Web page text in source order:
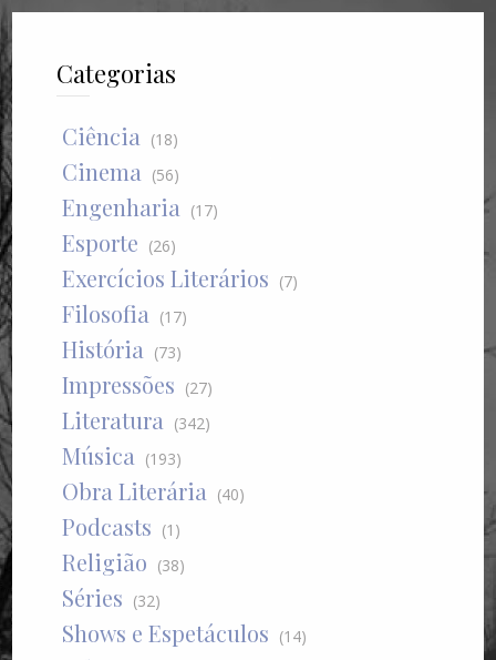
Categorias
Ciência (18)
Cinema (56)
Engenharia (17)
Esporte (26)
Exercícios Literários (7)
Filosofia (17)
História (73)
Impressões (27)
Literatura (342)
Música (193)
Obra Literária (40)
Podcasts (1)
Religião (38)
Séries (32)
Shows e Espetáculos (14)